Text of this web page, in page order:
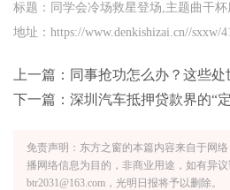
标题：同学会冷场救星登场,主题曲干
地址：https://www.denkishizai.cn//sxxw/
上一篇： 同事抢功怎么办？这些处
下一篇： 深圳汽车抵押贷款界的“定海
免责声明：东方之窗的本篇内容来自于网
播网络信息为目的，非商业用途，如有异
btr2031@163.com，光明日报将予以删除。